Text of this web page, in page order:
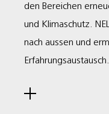
den Bereichen
und Klimaschutz.
nach aussen und
Erfahrungsaustausch.